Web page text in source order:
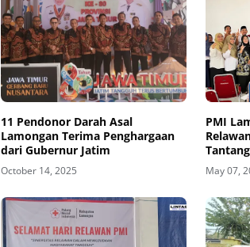
11 Pendonor Darah Asal
Lamongan Terima Penghargaan
dari Gubernur Jatim
October 14, 2025
PMI
Depan
May 07,